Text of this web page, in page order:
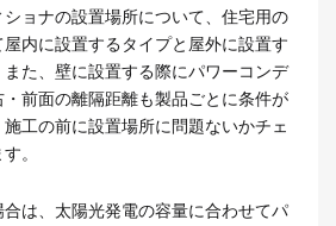
ョナの設置場所について、住宅用の
内に設置するタイプと屋外に設置す
た、壁に設置する際にパワーコンデ
・前面の離隔距離も製品ごとに条件が
工の前に設置場所に問題ないかチェ
。
は、太陽光発電の容量に合わせてパ